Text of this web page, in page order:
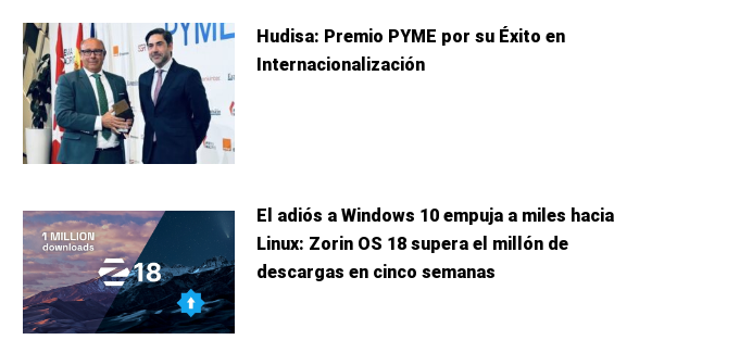
Hudisa: Premio PYME por su Éxito en
Internacionalización
El adiós a Windows 10 empuja a miles hacia
Linux: Zorin OS 18 supera el millón de
descargas en cinco semanas